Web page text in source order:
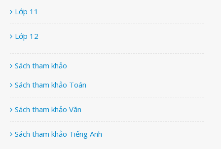
Lớp 11
Lớp 12
Sách tham khảo
Sách tham khảo Toán
Sách tham khảo Văn
Sách tham khảo Tiếng Anh